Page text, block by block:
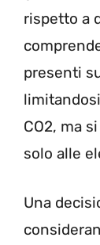
rispetto a
presenti
CO2, ma
solo alle
Una